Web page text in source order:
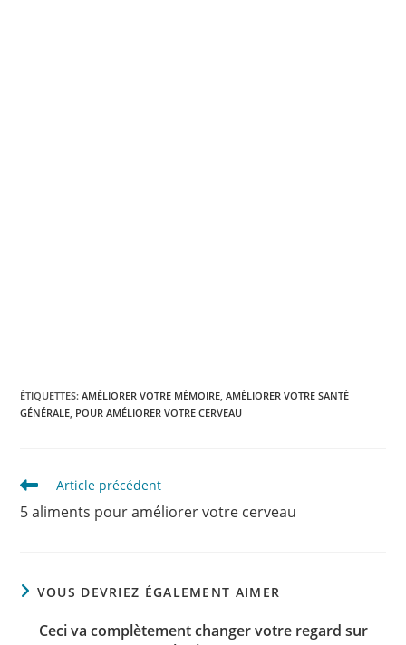
ÉTIQUETTES:AMÉLIORER VOTRE MÉMOIRE, AMÉLIORER VOTRE SANTÉ
GÉNÉRALE, POUR AMÉLIORER VOTRE CERVEAU
Read
more
articles
Article précédent
5 aliments pour améliorer votre cerveau
VOUS DEVRIEZ ÉGALEMENT AIMER
Ceci va complètement changer votre regard sur